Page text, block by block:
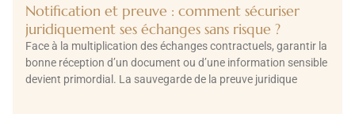
Notification et preuve : comment sécuriser
juridiquement ses échanges sans risque ?
Face à la multiplication des échanges contractuels, garantir la
bonne réception d’un document ou d’une information sensible
devient primordial. La sauvegarde de la preuve juridique